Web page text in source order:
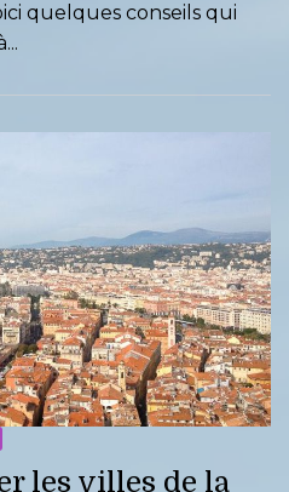
quelques conseils qui
les villes de la